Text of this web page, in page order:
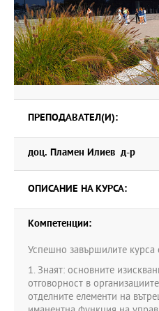
ПРЕПОДАВАТЕЛ(И):
доц. Пламен Илиев д-р
ОПИСАНИЕ НА КУРСА:
Компетенции:
Успешно завършилите курса
1. Знаят: основните
отговорност в
отделните елементи на